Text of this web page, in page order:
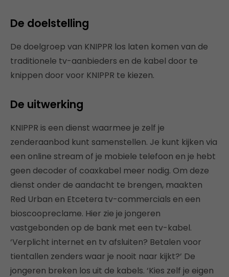
De doelstelling
De doelgroep van KNIPPR los laten komen van de
traditionele tv-aanbieders en de kabel door te
knippen door voor KNIPPR te kiezen.
De uitwerking
KNIPPR is een dienst waarmee je zelf je
zenderaanbod kunt samenstellen. Je kunt kijken via
een online stream of je mobiele telefoon en je hebt
geen decoder of coaxkabel meer nodig. Om deze
dienst onder de aandacht te brengen, maakten
Red Urban en Etcetera tv-commercials en een
bioscoopreclame. Hier zie je jongeren
vastgebonden op de bank met een tv-kabel.
‘Verplicht internet en tv afsluiten? Betalen voor
tientallen zenders waar je nooit naar kijkt?’ De
jongeren breken los uit de kabels. ‘Kies zelf je eigen